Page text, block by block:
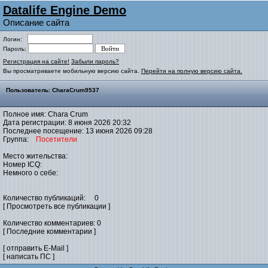
Datalife Engine Demo
Описание сайта
Логин:
Пароль:
Регистрация на сайте! Забыли пароль?
Вы просматриваете мобильную версию сайта. Перейти на полную версию сайта.
Пользователь: CharaCrum9537
Полное имя: Chara Crum
Дата регистрации: 8 июня 2026 20:32
Последнее посещение: 13 июня 2026 09:28
Группа:
Посетители
Место жительства:
Номер ICQ:
Немного о себе:
Количество публикаций: 0
[ Просмотреть все публикации ]
Количество комментариев: 0
[ Последние комментарии ]
[ отправить E-Mail ]
[ написать ПС ]